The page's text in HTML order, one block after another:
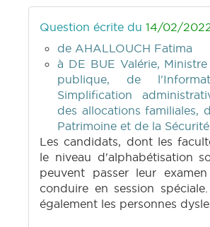
Question écrite du 14/02/
de AHALLOUCH Fatima
à DE BUE Valérie,
publique, de
Simplification
des allocations familiales,
Patrimoine et de la
Les candidats, dont les
le niveau d'alphabétisation
peuvent passer leur
conduire en session
également les personnes